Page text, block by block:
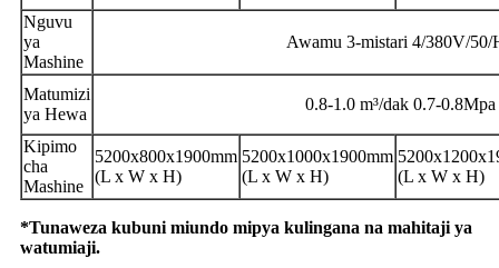
Nguvu
ya
Mashine
Awamu 3-mistari 4/380V/50/
Matumizi
ya Hewa
0.8-1.0 m³/dak 0.7-0.8Mpa
Kipimo
cha
Mashine
5200x800x1900mm
(L x W x H)
5200x1000x1900mm
(L x W x H)
(L x W x H)
*Tunaweza kubuni miundo mipya kulingana na mahitaji ya
watumiaji.